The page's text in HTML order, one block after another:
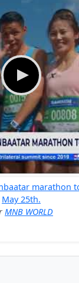
marathon
May 25th.
MNB WORLD